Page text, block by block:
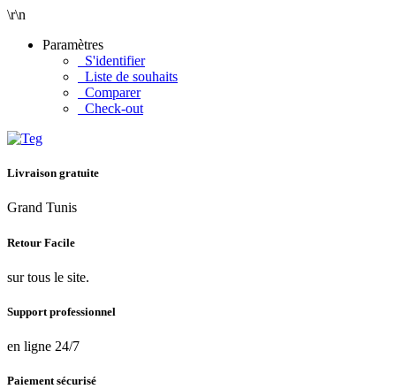
\r\n
Paramètres
S'identifier
Liste de souhaits
Comparer
Check-out
Livraison gratuite
Grand Tunis
Retour Facile
sur tous le site.
Support professionnel
en ligne 24/7
Paiement sécurisé